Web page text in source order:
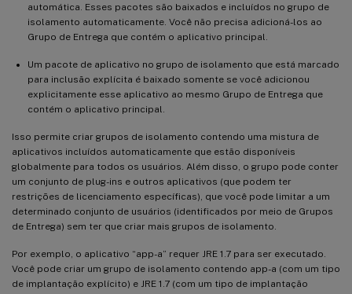
automática. Esses pacotes são baixados e incluídos no grupo de
isolamento automaticamente. Você não precisa adicioná-los ao
Grupo de Entrega que contém o aplicativo principal.
Um pacote de aplicativo no grupo de isolamento que está marcado
para inclusão explícita é baixado somente se você adicionou
explicitamente esse aplicativo ao mesmo Grupo de Entrega que
contém o aplicativo principal.
Isso permite criar grupos de isolamento contendo uma mistura de
aplicativos incluídos automaticamente que estão disponíveis
globalmente para todos os usuários. Além disso, o grupo pode conter
um conjunto de plug-ins e outros aplicativos (que podem ter
restrições de licenciamento específicas), que você pode limitar a um
determinado conjunto de usuários (identificados por meio de Grupos
de Entrega) sem ter que criar mais grupos de isolamento.
Por exemplo, o aplicativo “app-a” requer JRE 1.7 para ser executado.
Você pode criar um grupo de isolamento contendo app-a (com um tipo
de implantação explícito) e JRE 1.7 (com um tipo de implantação